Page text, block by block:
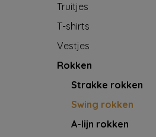
Truitjes
T-shirts
Vestjes
Rokken
Strakke rokken
Swing rokken
A-lijn rokken